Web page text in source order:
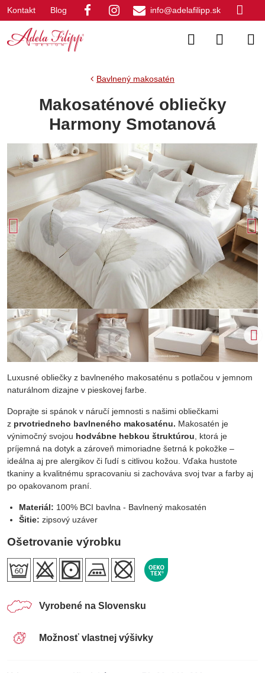
Kontakt Blog info@adelafilipp.sk
Bavlnený makosatén
Makosaténové obliečky
Harmony Smotanová
Luxusné obliečky z bavlneného makosaténu s potlačou v jemnom
naturálnom dizajne v pieskovej farbe.
Doprajte si spánok v náručí jemnosti s našimi obliečkami
z prvotriedneho bavlneného makosaténu. Makosatén je
výnimočný svojou hodvábne hebkou štruktúrou , ktorá je
príjemná na dotyk a zároveň mimoriadne šetrná k pokožke –
ideálna aj pre alergikov či ľudí s citlivou kožou. Vďaka hustote
tkaniny a kvalitnému spracovaniu si zachováva svoj tvar a farby aj
po opakovanom praní.
Materiál: 100% BCI bavlna - Bavlnený makosatén
Šitie: zipsový uzáver
Ošetrovanie výrobku
Vyrobené na Slovensku
Možnosť vlastnej výšivky